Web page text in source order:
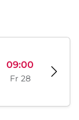
09:00
Fr 28